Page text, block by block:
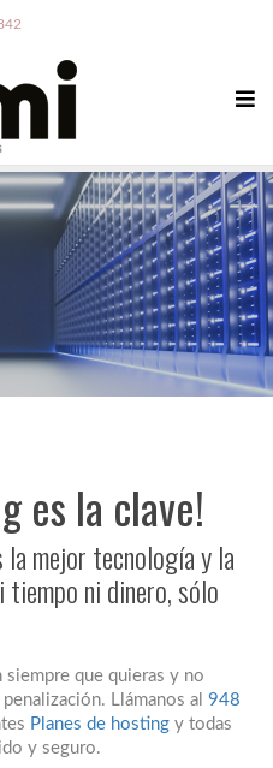
es la clave!
la mejor tecnología y la
ni dinero, sólo
siempre que quieras y no
Llámanos al 948
Planes de hosting y todas
y seguro.